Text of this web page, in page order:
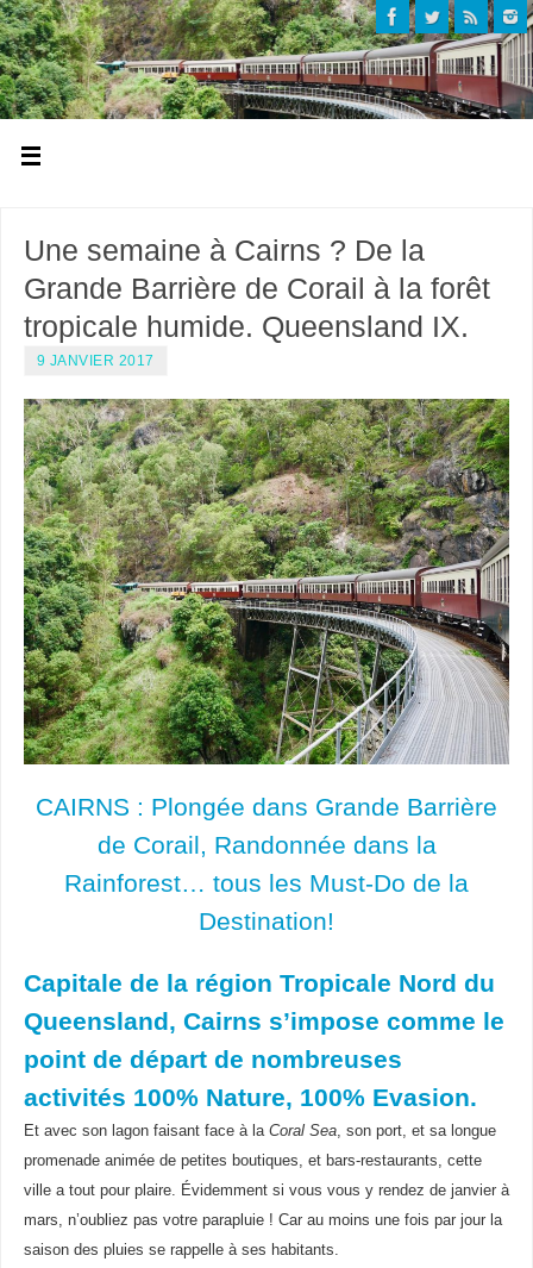
Une semaine à Cairns ? De la
Grande Barrière de Corail à la forêt
tropicale humide. Queensland IX.
9 JANVIER 2017
CAIRNS : Plongée dans Grande Barrière
de Corail, Randonnée dans la
Rainforest… tous les Must-Do de la
Destination!
Capitale de la région Tropicale Nord du
Queensland, Cairns s’impose comme le
point de départ de nombreuses
activités 100% Nature, 100% Evasion.
Et avec son lagon faisant face à la Coral Sea, son port, et sa longue
promenade animée de petites boutiques, et bars-restaurants, cette
ville a tout pour plaire. Évidemment si vous vous y rendez de janvier à
mars, n’oubliez pas votre parapluie ! Car au moins une fois par jour la
saison des pluies se rappelle à ses habitants.